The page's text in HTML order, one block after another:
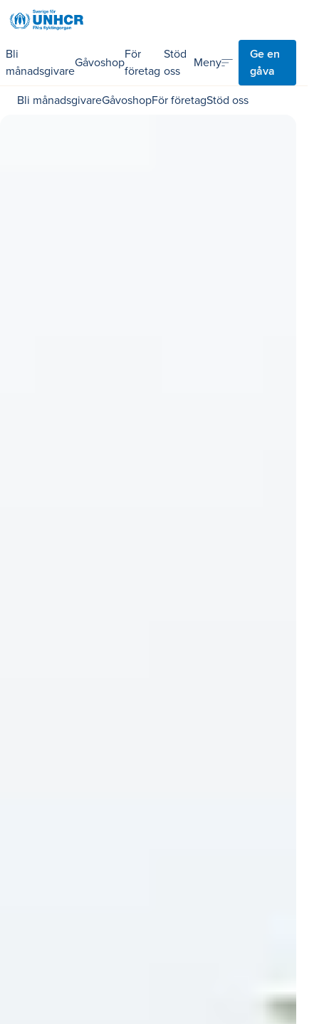
Bli
månadsgivare
Gåvoshop
För
företag
Stöd
oss
Menysort
Ge en
gåva
Bli månadsgivareGåvoshopFör företagStöd oss